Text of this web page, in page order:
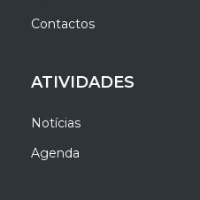
Contactos
ATIVIDADES
Notícias
Agenda